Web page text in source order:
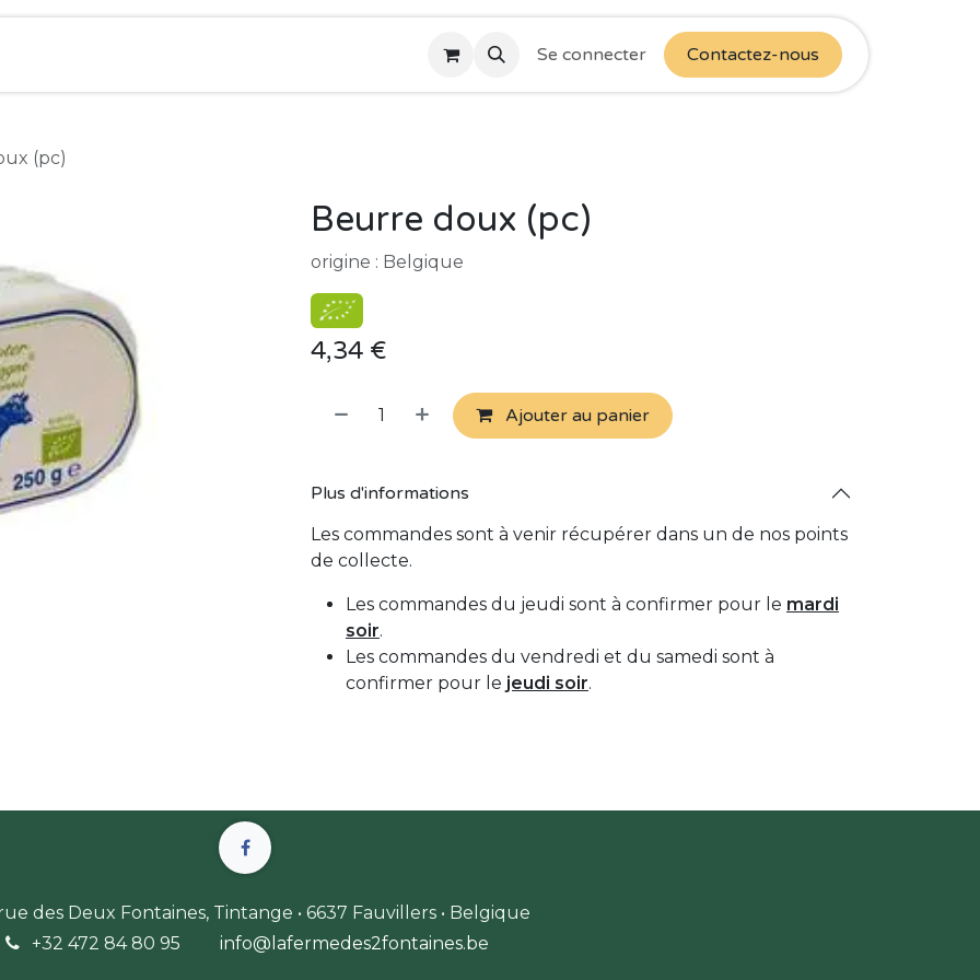
Nos paniers de légumes Se connecter Contactez-nous
(pc)
Beurre doux (pc)
origine : Belgique
4,34 €
Ajouter au panier
Plus d'informations
Les commandes sont à venir récupérer dans un de nos points
de collecte.
Les commandes du jeudi sont à confirmer pour le mardi
soir.
Les commandes du vendredi et du samedi sont à
confirmer pour le jeudi soir.
des Deux Fontaines, Tintange • 6637 Fauvillers • Belgique
+32 472 84 80 95 info@lafermedes2fontaines.be